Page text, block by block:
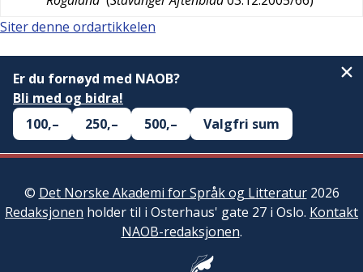
Siter denne ordartikkelen
Er du fornøyd med NAOB?
Bli med og bidra!
100,–
250,– 500,– Valgfri sum
© Det Norske Akademi for Språk og Litteratur2026
Redaksjonen holder til i Osterhaus' gate 27 i Oslo. Kontakt
NAOB-redaksjonen.